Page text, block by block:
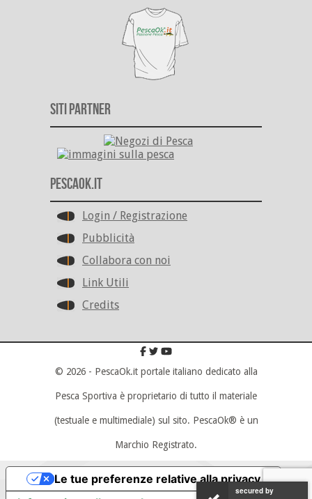
Siti Partner
PescaOk.it
Login / Registrazione
Pubblicità
Collabora con noi
Link Utili
Credits
© 2026 - PescaOk.it portale italiano dedicato alla
Pesca Sportiva è proprietario di tutto il materiale
(testuale e multimediale) sul sito. PescaOk® è un
Marchio Registrato.
Scroll To Top
Le tue preferenze relative alla privacy
secured by
secured by